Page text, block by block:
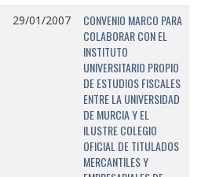
29/01/2007
CONVENIO MARCO PARA
COLABORAR CON EL
INSTITUTO
UNIVERSITARIO PROPIO
DE ESTUDIOS FISCALES
ENTRE LA UNIVERSIDAD
DE MURCIA Y EL
ILUSTRE COLEGIO
OFICIAL DE TITULADOS
MERCANTILES Y